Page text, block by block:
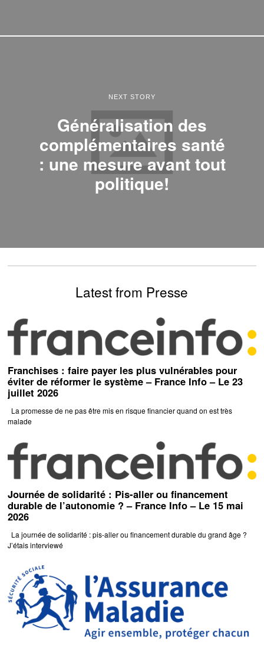
NEXT STORY
Généralisation des
complémentaires santé
: une mesure avant tout
politique!
Latest from Presse
Franchises : faire payer les plus vulnérables pour
éviter de réformer le système – France Info – Le 23
juillet 2026
La promesse de ne pas être mis en risque financier quand on est très
malade
Journée de solidarité : Pis-aller ou financement
durable de l’autonomie ? – France Info – Le 15 mai
2026
La journée de solidarité : pis-aller ou financement durable du grand âge ?
J’étais interviewé